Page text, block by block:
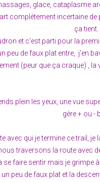
glace, cataplasme
complètement incertaine
ça tient.
et c'est parti pour la
peu de faux plat entre, j'en
(peur que ça craque) , la
plein les yeux, une vue
gère + ou -
avec qui je termine ce trail,
traversons la route avec
faire sentir mais je grimpe
peu de faux plat et la